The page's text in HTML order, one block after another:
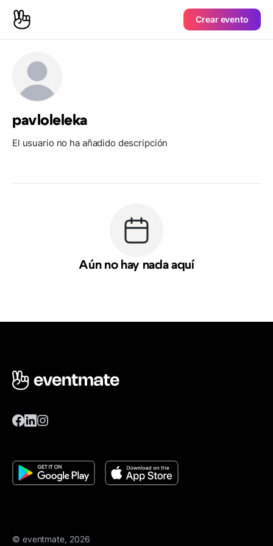
Crear evento
pavloleleka
El usuario no ha añadido descripción
Aún no hay nada aquí
© eventmate, 2026